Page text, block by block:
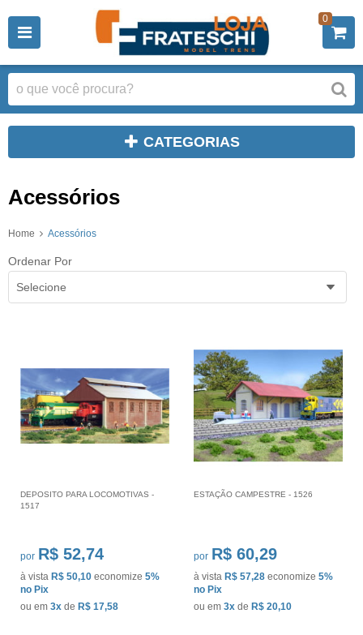
0
CATEGORIAS
Acessórios
Home Acessórios
Ordenar Por
Selecione
DEPOSITO PARA LOCOMOTIVAS -
1517
por R$ 52,74
à vista R$ 50,10 economize 5%
no Pix
ou em 3x de R$ 17,58
ESTAÇÃO CAMPESTRE - 1526
por R$ 60,29
à vista R$ 57,28 economize 5%
no Pix
ou em 3x de R$ 20,10